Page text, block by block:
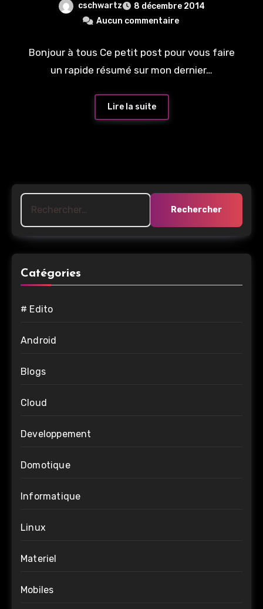
cschwartz
8 décembre 2014
Aucun commentaire
Bonjour à tous Ce petit post pour vous faire
un rapide résumé sur mon dernier…
Lire la suite
Rechercher :
Catégories
# Edito
Android
Blogs
Cloud
Developpement
Domotique
Informatique
Linux
Materiel
Mobiles